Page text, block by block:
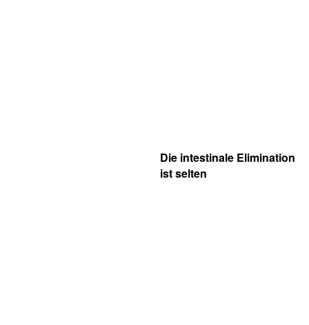
Die intestinale Elimination
ist selten